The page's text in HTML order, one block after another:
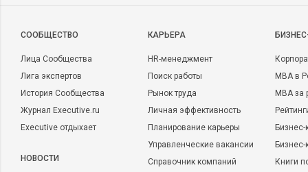
CООБЩЕСТВО
Лица Сообщества
Лига экспертов
История Сообщества
Журнал Executive.ru
Executive отдыхает
НОВОСТИ
КАРЬЕРА
HR-менеджмент
Поиск работы
Рынок труда
Личная эффективность
Планирование карьеры
Управленческие вакансии
Справочник компаний
MBA в
MBA
Бизнес-
Книги